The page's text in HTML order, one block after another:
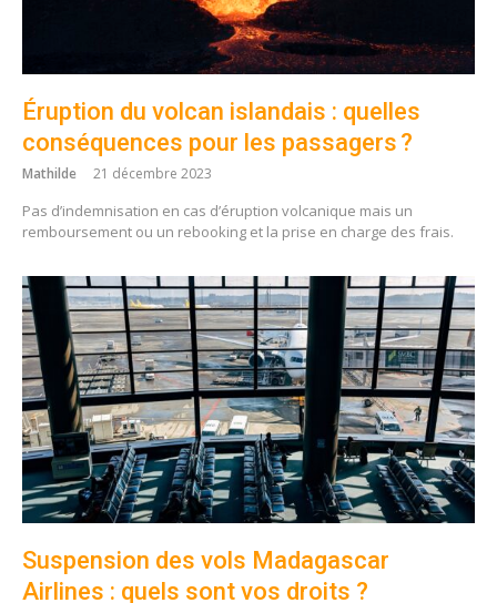
Éruption du volcan islandais : quelles
conséquences pour les passagers ?
Mathilde 21 décembre 2023
Pas d’indemnisation en cas d’éruption volcanique mais un
remboursement ou un rebooking et la prise en charge des frais.
Suspension des vols Madagascar
Airlines : quels sont vos droits ?